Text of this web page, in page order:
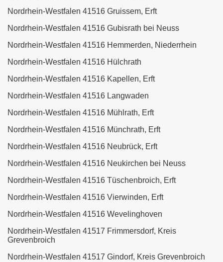
Nordrhein-Westfalen 41516 Gruissem, Erft
Nordrhein-Westfalen 41516 Gubisrath bei Neuss
Nordrhein-Westfalen 41516 Hemmerden, Niederrhein
Nordrhein-Westfalen 41516 Hülchrath
Nordrhein-Westfalen 41516 Kapellen, Erft
Nordrhein-Westfalen 41516 Langwaden
Nordrhein-Westfalen 41516 Mühlrath, Erft
Nordrhein-Westfalen 41516 Münchrath, Erft
Nordrhein-Westfalen 41516 Neubrück, Erft
Nordrhein-Westfalen 41516 Neukirchen bei Neuss
Nordrhein-Westfalen 41516 Tüschenbroich, Erft
Nordrhein-Westfalen 41516 Vierwinden, Erft
Nordrhein-Westfalen 41516 Wevelinghoven
Nordrhein-Westfalen 41517 Frimmersdorf, Kreis
Grevenbroich
Nordrhein-Westfalen 41517 Gindorf, Kreis Grevenbroich